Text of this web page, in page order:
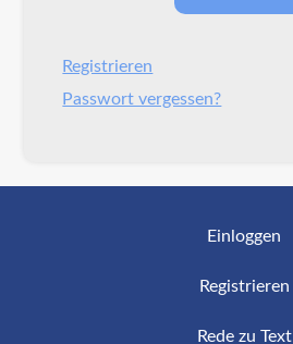
Registrieren
Passwort vergessen?
Einloggen
Registrieren
Rede zu Text